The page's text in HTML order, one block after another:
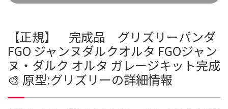
【正規】 完成品 グリズリーパンダ
FGO ジャンヌダルクオルタ FGOジャン
ヌ・ダルク オルタ ガレージキット完成
🎨 原型:グリズリーの詳細情報